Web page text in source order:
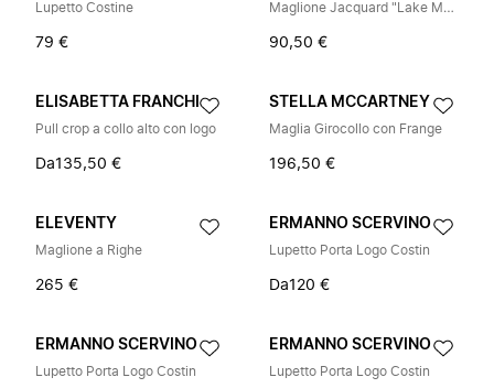
Lupetto Costine
79 €
Maglione Jacquard "Lake Monster" All Over
90,50 €
ELISABETTA FRANCHI
Pull crop a collo alto con logo
Da135,50 €
STELLA MCCARTNEY
Maglia Girocollo con Frange
196,50 €
ELEVENTY
Maglione a Righe
265 €
ERMANNO SCERVINO
Lupetto Porta Logo Costin
Da120 €
ERMANNO SCERVINO
Lupetto Porta Logo Costin
ERMANNO SCERVINO
Lupetto Porta Logo Costin